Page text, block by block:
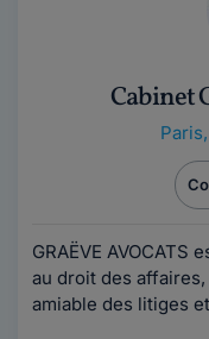
Cabinet
Paris,
GRAËVE
au droit des
amiable des litiges